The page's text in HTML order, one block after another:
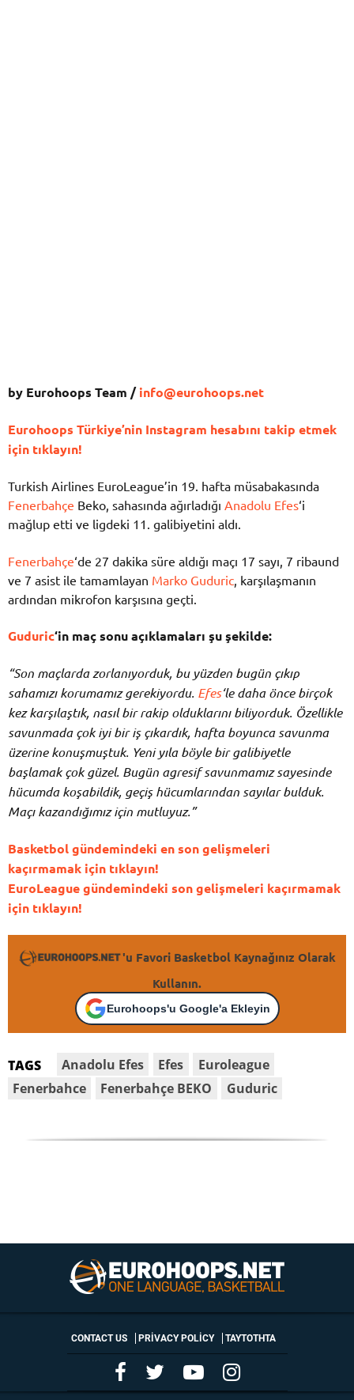
by Eurohoops Team /info@eurohoops.net
Eurohoops Türkiye’nin Instagram hesabını takip etmek
için tıklayın!
Turkish Airlines EuroLeague’in 19. hafta müsabakasında
Fenerbahçe Beko, sahasında ağırladığı Anadolu Efes‘i
mağlup etti ve ligdeki 11. galibiyetini aldı.
Fenerbahçe‘de 27 dakika süre aldığı maçı 17 sayı, 7 ribaund
ve 7 asist ile tamamlayan Marko Guduric , karşılaşmanın
ardından mikrofon karşısına geçti.
Guduric‘in maç sonu açıklamaları şu şekilde:
“Son maçlarda zorlanıyorduk, bu yüzden bugün çıkıp
sahamızı korumamız gerekiyordu. Efes‘le daha önce birçok
kez karşılaştık, nasıl bir rakip olduklarını biliyorduk. Özellikle
savunmada çok iyi bir iş çıkardık, hafta boyunca savunma
üzerine konuşmuştuk. Yeni yıla böyle bir galibiyetle
başlamak çok güzel. Bugün agresif savunmamız sayesinde
hücumda koşabildik, geçiş hücumlarından sayılar bulduk.
Maçı kazandığımız için mutluyuz.”
Basketbol gündemindeki en son gelişmeleri
kaçırmamak için tıklayın!
EuroLeague gündemindeki son gelişmeleri kaçırmamak
için tıklayın!
'u Favori Basketbol Kaynağınız Olarak
Kullanın.
Eurohoops'u Google'a Ekleyin
TAGS Anadolu Efes Efes
Euroleague
Fenerbahce
Fenerbahçe BEKO Guduric
CONTACT US PRIVACY POLICY ΤΑΥΤΟΤΗΤΑ